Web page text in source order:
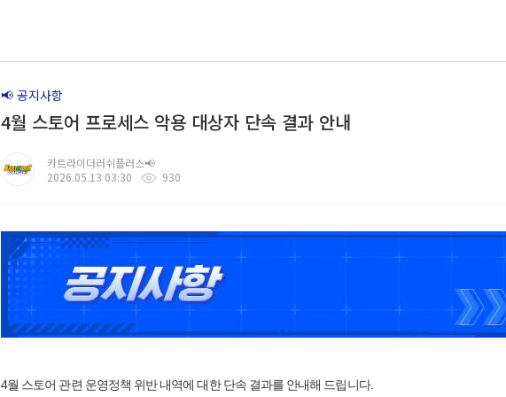
📢 공지사항
4월 스토어 프로세스 악용 대상자 단속 결과 안내
카트라이더러쉬플러스📢
2026.05.13 03:30
930
4월 스토어 관련 운영정책 위반 내역에 대한 단속 결과를 안내해 드립니다.